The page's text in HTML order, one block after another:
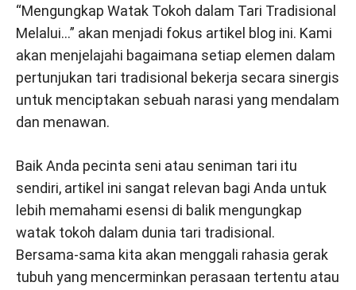
“Mengungkap Watak Tokoh dalam Tari Tradisional
Melalui…” akan menjadi fokus artikel blog ini. Kami
akan menjelajahi bagaimana setiap elemen dalam
pertunjukan tari tradisional bekerja secara sinergis
untuk menciptakan sebuah narasi yang mendalam
dan menawan.
Baik Anda pecinta seni atau seniman tari itu
sendiri, artikel ini sangat relevan bagi Anda untuk
lebih memahami esensi di balik mengungkap
watak tokoh dalam dunia tari tradisional.
Bersama-sama kita akan menggali rahasia gerak
tubuh yang mencerminkan perasaan tertentu atau